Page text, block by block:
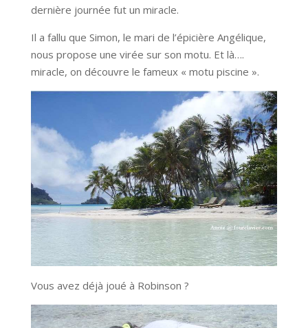
dernière journée fut un miracle.
Il a fallu que Simon, le mari de l’épicière Angélique,
nous propose une virée sur son motu. Et là….
miracle, on découvre le fameux « motu piscine ».
Vous avez déjà joué à Robinson ?